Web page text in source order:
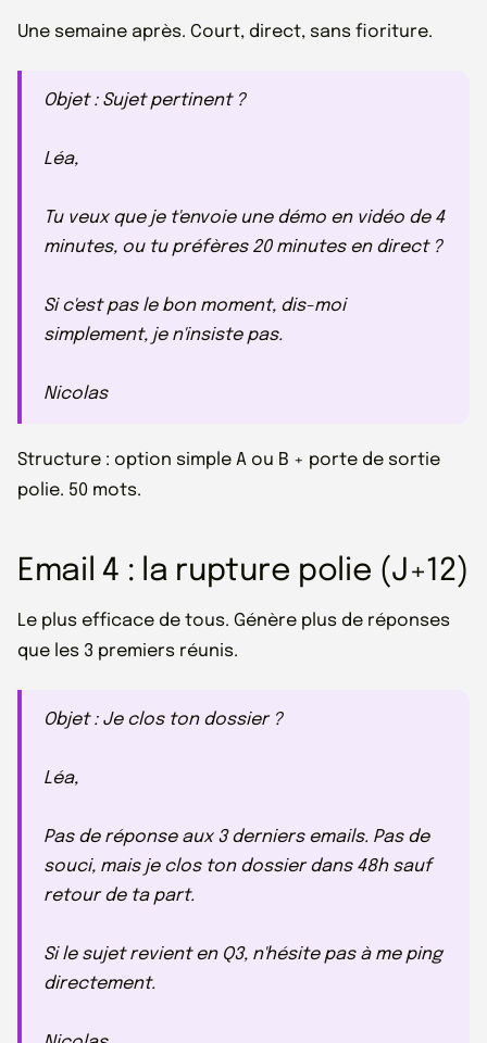
Une semaine après. Court, direct, sans fioriture.
Objet : Sujet pertinent ?
Léa,
Tu veux que je t'envoie une démo en vidéo de 4
minutes, ou tu préfères 20 minutes en direct ?
Si c'est pas le bon moment, dis-moi
simplement, je n'insiste pas.
Nicolas
Structure : option simple A ou B + porte de sortie
polie. 50 mots.
Email 4 : la rupture polie (J+12)
Le plus efficace de tous. Génère plus de réponses
que les 3 premiers réunis.
Objet : Je clos ton dossier ?
Léa,
Pas de réponse aux 3 derniers emails. Pas de
souci, mais je clos ton dossier dans 48h sauf
retour de ta part.
Si le sujet revient en Q3, n'hésite pas à me ping
directement.